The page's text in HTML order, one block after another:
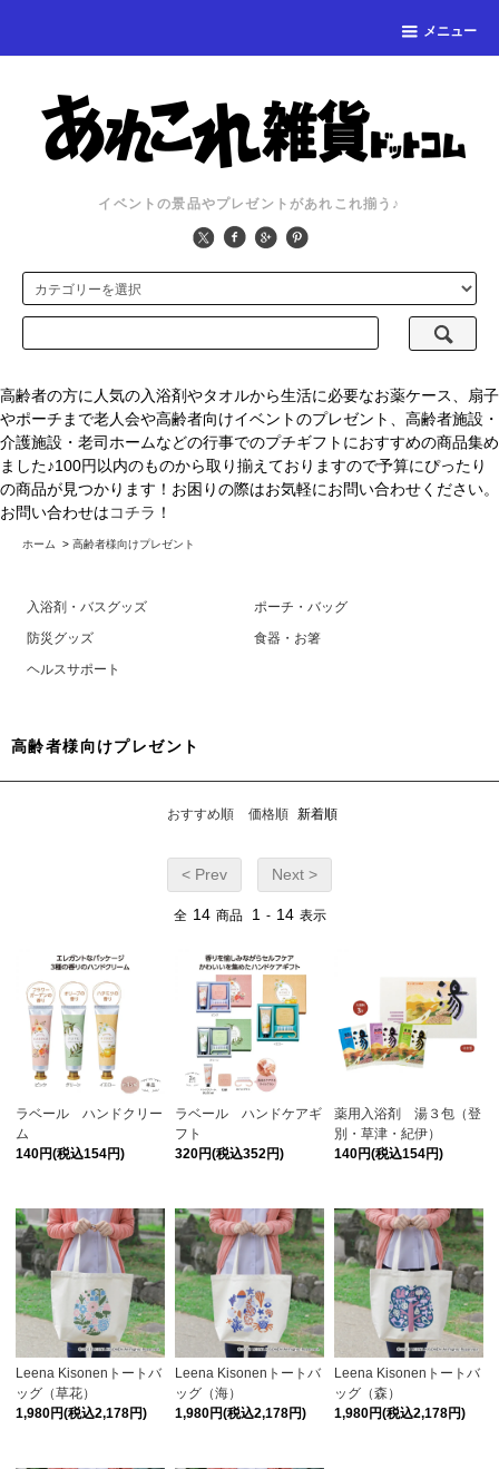
メニュー
イベントの景品やプレゼントがあれこれ揃う♪
高齢者の方に人気の入浴剤やタオルから生活に必要なお薬ケース、扇子
やポーチまで老人会や高齢者向けイベントのプレゼント、高齢者施設・
介護施設・老司ホームなどの行事でのプチギフトにおすすめの商品集め
ました♪100円以内のものから取り揃えておりますので予算にぴったり
の商品が見つかります！お困りの際はお気軽にお問い合わせください。
お問い合わせはコチラ ！
ホーム > 高齢者様向けプレゼント
入浴剤・バスグッズ
ポーチ・バッグ
防災グッズ
食器・お箸
ヘルスサポート
高齢者様向けプレゼント
おすすめ順 価格順 新着順
< Prev Next >
全 14 商品 1 - 14 表示
ラベール ハンドクリー
ム
140円(税込154円)
ラベール ハンドケアギ
フト
320円(税込352円)
薬用入浴剤 湯３包（登
別・草津・紀伊）
140円(税込154円)
Leena Kisonenトートバ
ッグ（草花）
1,980円(税込2,178円)
Leena Kisonenトートバ
ッグ（海）
1,980円(税込2,178円)
Leena Kisonenトートバ
ッグ（森）
1,980円(税込2,178円)